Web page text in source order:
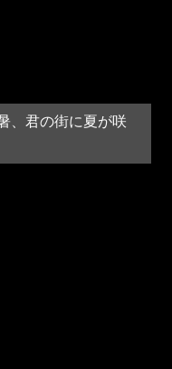
、君の街に夏が咲